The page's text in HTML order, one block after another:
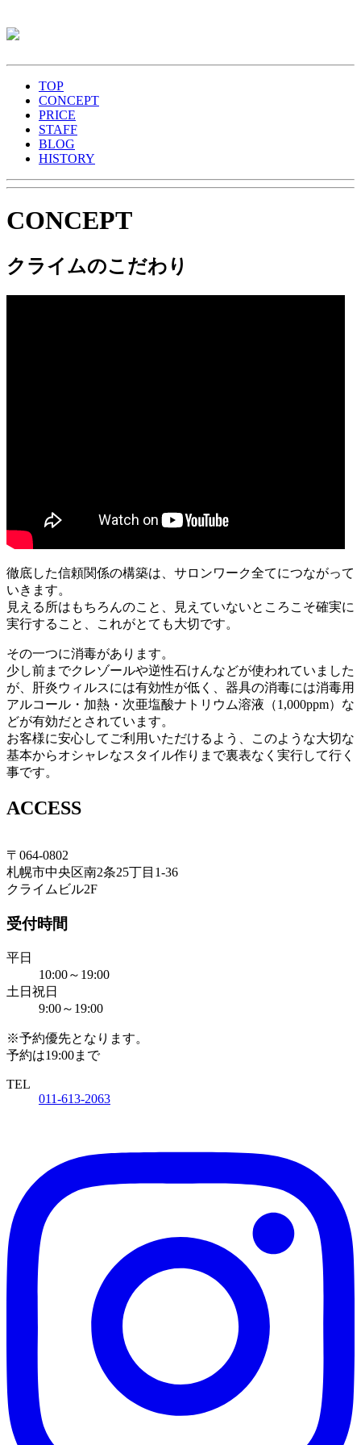
TOP
CONCEPT
PRICE
STAFF
BLOG
HISTORY
CONCEPT
クライムのこだわり
徹底した信頼関係の構築は、サロンワーク全てにつながって
いきます。
見える所はもちろんのこと、見えていないところこそ確実に
実行すること、これがとても大切です。
その一つに消毒があります。
少し前までクレゾールや逆性石けんなどが使われていました
が、肝炎ウィルスには有効性が低く、器具の消毒には消毒用
アルコール・加熱・次亜塩酸ナトリウム溶液（1,000ppm）な
どが有効だとされています。
お客様に安心してご利用いただけるよう、このような大切な
基本からオシャレなスタイル作りまで裏表なく実行して行く
事です。
ACCESS
札幌の理容室 クライム
〒064-0802
札幌市中央区南2条25丁目1-36
クライムビル2F
受付時間
平日
10:00～19:00
土日祝日
9:00～19:00
※予約優先となります。
予約は19:00まで
TEL
011-613-2063